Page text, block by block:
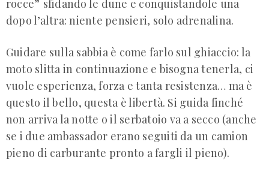
rocce” sfidando le dune e conquistandole una
dopo l’altra: niente pensieri, solo adrenalina.
Guidare sulla sabbia è come farlo sul ghiaccio: la
moto slitta in continuazione e bisogna tenerla, ci
vuole esperienza, forza e tanta resistenza… ma è
questo il bello, questa è libertà. Si guida finché
non arriva la notte o il serbatoio va a secco (anche
se i due ambassador erano seguiti da un camion
pieno di carburante pronto a fargli il pieno).